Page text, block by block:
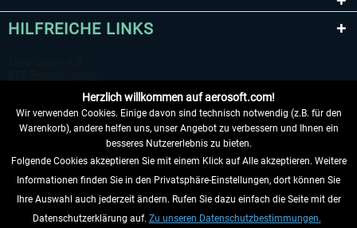
HILFREICHE LINKS
VERTRAG WIDERRUFEN
INFORMATIONEN
Herzlich willkommen auf aerosoft.com!
Wir verwenden Cookies. Einige davon sind technisch notwendig (z.B. für den
Warenkorb), andere helfen uns, unser Angebot zu verbessern und Ihnen ein
besseres Nutzererlebnis zu bieten.
Folgende Cookies akzeptieren Sie mit einem Klick auf Alle akzeptieren. Weitere
Informationen finden Sie in den Privatsphäre-Einstellungen, dort können Sie
Ihre Auswahl auch jederzeit ändern. Rufen Sie dazu einfach die Seite mit der
Datenschutzerklärung auf. Zu unseren Datenschutzbestimmungen.